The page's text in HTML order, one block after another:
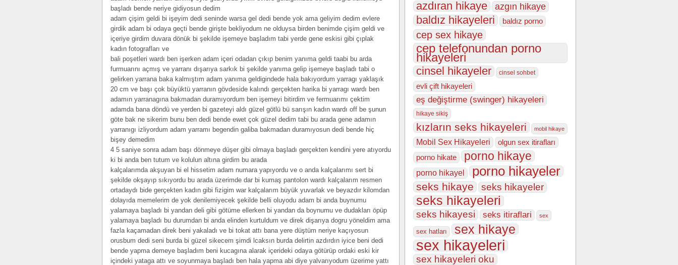
başladı bende neriye gidiyosun dedim
adam çişim geldi bi işeyim dedi seninde warsa gel dedi bende yok ama geliyim dedim evlere
girdik adam bi odaya geçti bende girişte bekliyodum ne olduysa birden benimde çişim geldi ve
içeriye girdim duvara dönük bi şekilde işemeye başladım tabi yerde gene eskisi gibi çıplak
kadın fotografları ve
bali poşetleri wardı ben işerken adam içeri odadan çıkıp benim yanıma geldi taabi bu arda
furmuarını açmış ve yarranı dışarıya sarkık bi şekilde yanıma gelip işemeye başladı tabi o
gelirken yarrana baka kalmıştım adam yanıma geldigindede hala bakıyordum yarragı yaklaşık
20 cm ve başı çok büyüktü yarranın gövdeside kalındı gerçekten harika bi yarragı wardı ben
adamın yarranagına bakmadan duramıyordum ben işemeyi bitirdim ve fermuarımı çektim
adamda bana döndü ve yerden bi gazeteyi aldı güzel götlü bü sarışın kadın wardı off be şunun
göte bak ne sikerim bunu ben dedi bende ewet çok güzel dedim tabi bu arada gene adamın
yarranıgı izliyordum adam yarramı begendin galiba bakmadan duramıyosun dedi bende hiç
bişey demedim
4 5 saniye sonra adam başı dönmeye düşer gibi olmaya başladı gerçekten kendini yere atıyordu
ki bi anda ben tutum ve kolulun altına girdim bu arada
kalçalarımda akşuyan bi el hissetim adam numara yapıyordu ve o anda kalçalarımı sert bi
şekilde okşayıp sıkıyordu bu arada üzerimde dar bi kumaş pantolon wardı kalçalarım resmen
ortadaydı bide gerçekten kadın gibi fizigim war kalçalarım büyük yuvarlak ve beyazdır kilomdan
dolayıda memelerim de yok denilemiyecek şekilde belli oluyodu adam bi anda buynumu
yalamaya başladı bi yandan deli gibi götüme ellerken bi yandan da boynumu ve dudakları öpüp
yalamaya başladı bu durumdan bi anda elinden kurtuldum ve direk dişarıya dogru yöneldim ama
fazla kaçamadan direk beni yakaladı ve bi tokat attı bana yere düştüm neriye kaçıyosun
orusbum dedi seni burda bi güzel sikecem şimdi lcaksın burda delirtin azdırdın iyice beni dedi
bende yapma demeye başladım beni kucagına alarak içerideki odaya götürüp ordaki eski kir
içindeki yataga attı ve soyunmaya başladı ben hala yapma abi diye yalvarıyodum üzerime yattı
azdıran hikaye azgın hikaye
baldız hikayeleri baldız porno
cep sex hikaye
cep telefonundan porno
hikayeleri
cinsel hikayeler cinsel sohbet
evli çift hikayeleri
eş değiştirme (swinger) hikayeleri
hikaye sikiş
kızların seks hikayeleri mobil hikaye
Mobil Sex Hikayeleri
olgun sex itirafları
porno hikate
porno hikaye
porno hikayel porno hikayeler
seks hikaye seks hikayeler
seks hikayeleri
seks hikayesi seks itiraflari sex
sex hatları sex hikaye
sex hikayeleri
sex hikayeleri oku